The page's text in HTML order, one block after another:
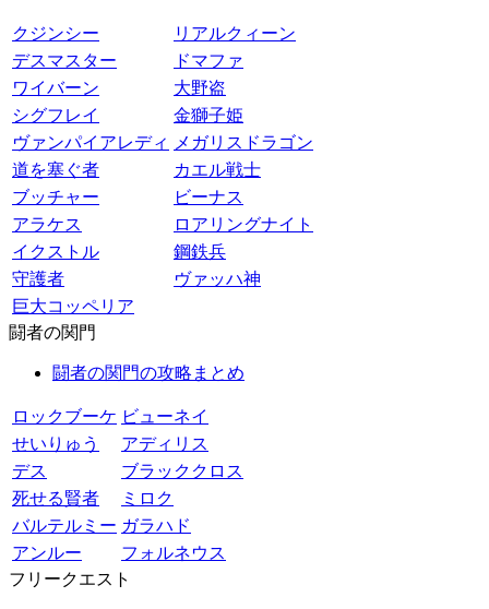
クジンシー
リアルクィーン
デスマスター
ドマファ
ワイバーン
大野盗
シグフレイ
金獅子姫
ヴァンパイアレディ
メガリスドラゴン
道を塞ぐ者
カエル戦士
ブッチャー
ビーナス
アラケス
ロアリングナイト
イクストル
鋼鉄兵
守護者
ヴァッハ神
巨大コッペリア
闘者の関門
闘者の関門の攻略まとめ
ロックブーケ ビューネイ
せいりゅう
アディリス
デス
ブラッククロス
死せる賢者
ミロク
バルテルミー ガラハド
アンルー
フォルネウス
フリークエスト